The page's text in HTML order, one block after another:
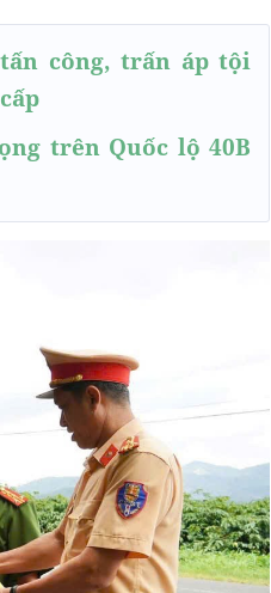
công, trấn áp tội
trên Quốc lộ 40B